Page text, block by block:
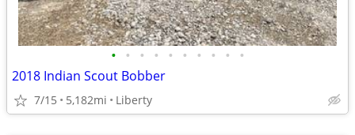
• • • • • • • • • •
2018 Indian Scout Bobber
7/15 5,182mi Liberty